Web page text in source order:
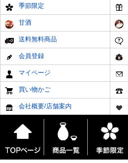
季節限定
甘酒
送料無料商品
会員登録
マイページ
買い物かご
会社概要/店舗案内